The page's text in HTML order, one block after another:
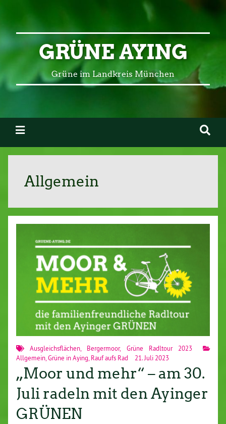
GRÜNE AYING
Grüne im Landkreis München
Allgemein
Ausgleichsflächen Bergermoor, Grüne Radltour 2023
Allgemein Grüne in Aying Rauf aufs Rad 21. Juli 2023
„Moor und mehr“ – am 30.
Juli radeln mit den Ayinger
GRÜNEN